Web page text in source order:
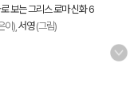
보는 그리스 로마 신화 6
이), 서영(그림)